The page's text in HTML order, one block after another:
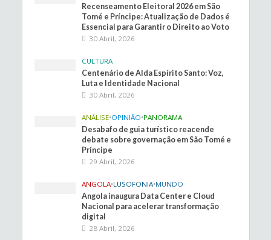
Recenseamento Eleitoral 2026 em São
Tomé e Príncipe: Atualização de Dados é
Essencial para Garantir o Direito ao Voto
30 Abril, 2026
CULTURA
Centenário de Alda Espírito Santo: Voz,
Luta e Identidade Nacional
30 Abril, 2026
ANÁLISE•OPINIÃO•PANORAMA
Desabafo de guia turístico reacende
debate sobre governação em São Tomé e
Príncipe
29 Abril, 2026
ANGOLA•LUSOFONIA•MUNDO
Angola inaugura Data Center e Cloud
Nacional para acelerar transformação
digital
28 Abril, 2026